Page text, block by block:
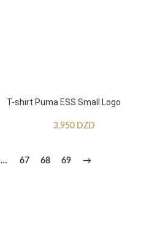
T-shirt Puma ESS Small Logo
3,950 DZD
… 67 68 69 →